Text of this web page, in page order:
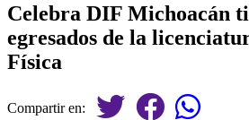
Celebra DIF Michoacán
egresados de la
Física
Compartir en: